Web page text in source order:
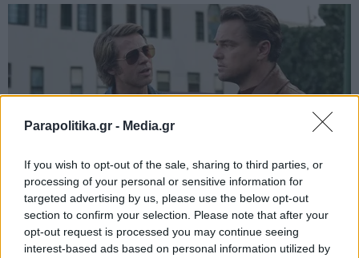
Parapolitika.gr - Media.gr
If you wish to opt-out of the sale, sharing to third parties, or
processing of your personal or sensitive information for
targeted advertising by us, please use the below opt-out
section to confirm your selection. Please note that after your
opt-out request is processed you may continue seeing
interest-based ads based on personal information utilized by